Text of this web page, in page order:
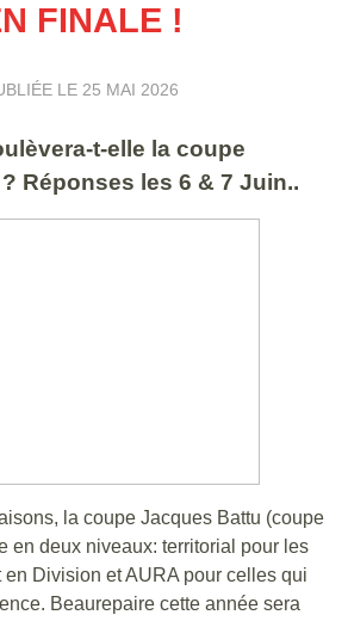
FINALE !
LE 25 MAI 2026
t-elle la coupe
Réponses les 6 & 7 Juin..
la coupe Jacques Battu (coupe
en deux niveaux: territorial pour les
Division et AURA pour celles qui
Beaurepaire cette année sera